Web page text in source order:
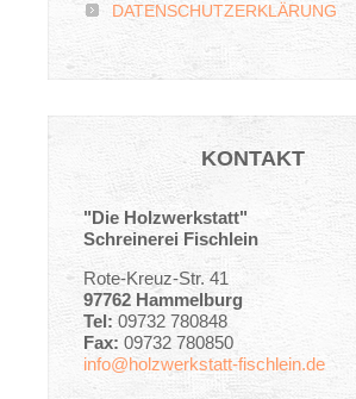
DATENSCHUTZERKLÄRUNG
KONTAKT
"Die Holzwerkstatt"
Schreinerei Fischlein
Rote-Kreuz-Str. 41
97762 Hammelburg
Tel: 09732 780848
Fax: 09732 780850
info@holzwerkstatt-fischlein.de